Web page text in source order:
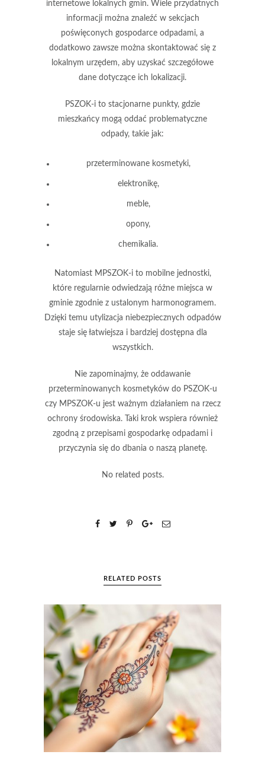
internetowe lokalnych gmin. Wiele przydatnych
informacji można znaleźć w sekcjach
poświęconych gospodarce odpadami, a
dodatkowo zawsze można skontaktować się z
lokalnym urzędem, aby uzyskać szczegółowe
dane dotyczące ich lokalizacji.
PSZOK-i to stacjonarne punkty, gdzie
mieszkańcy mogą oddać problematyczne
odpady, takie jak:
przeterminowane kosmetyki,
elektronikę,
meble,
opony,
chemikalia.
Natomiast MPSZOK-ito mobilne jednostki,
które regularnie odwiedzają różne miejsca w
gminie zgodnie z ustalonym harmonogramem.
Dzięki temu utylizacja niebezpiecznych odpadów
staje się łatwiejsza i bardziej dostępna dla
wszystkich.
Nie zapominajmy, że oddawanie
przeterminowanych kosmetyków do PSZOK-u
czy MPSZOK-u jest ważnym działaniem na rzecz
ochrony środowiska. Taki krok wspiera również
zgodną z przepisami gospodarkę odpadami i
przyczynia się do dbania o naszą planetę.
No related posts.
RELATED POSTS